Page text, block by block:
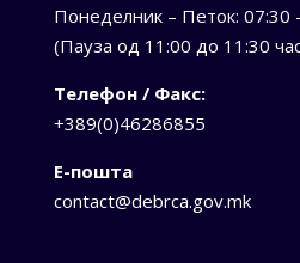
Понеделник – Петок: 07:30
(Пауза од 11:00 до 11:30
Телефон / Факс:
+389(0)46286855
Е-пошта
contact@debrca.gov.mk